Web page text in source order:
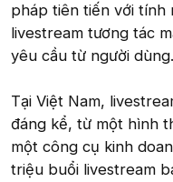
pháp tiên tiến với tính
livestream tương tác
yêu cầu từ người dùng.
Tại Việt Nam,
đáng kể, từ một hình
một công cụ kinh
triệu buổi livestream